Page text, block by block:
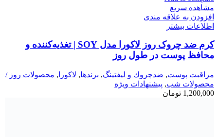
مشاهده سریع
افزودن به علاقه مندی
اطلاعات بیشتر
کرم ضد چروک روز لاکورا مدل SOY | تغذیه‌کننده و
محافظ پوست در طول روز
مراقبت پوست, ضدچروك و ليفتينگ, برندها, لاكورا , محصولات روز /
محصولات شب, پیشنهادات ویژه
1,200,000 تومان